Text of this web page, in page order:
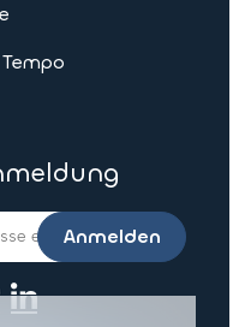
Anmelden